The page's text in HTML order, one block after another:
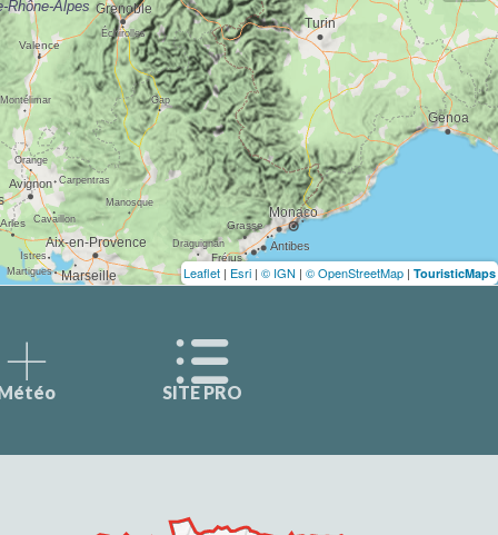
Leaflet | Esri | © IGN | © OpenStreetMap | TouristicMaps
SITE PRO